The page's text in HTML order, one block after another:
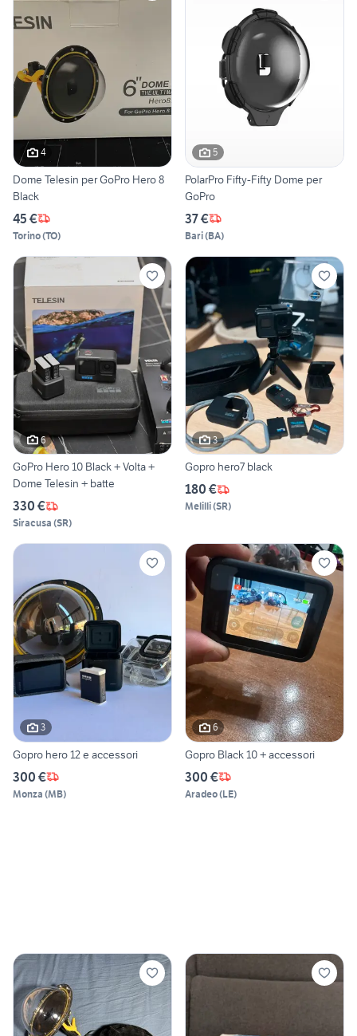
4
Dome Telesin per GoPro Hero 8
Black
45 €
Torino(TO)
5
PolarPro Fifty-Fifty Dome per
GoPro
37 €
Bari(BA)
6
GoPro Hero 10 Black + Volta +
Dome Telesin + batte
330 €
Siracusa (SR)
3
Gopro hero7 black
180 €
Melilli(SR)
3
Gopro hero 12 e accessori
300 €
Monza (MB)
6
Gopro Black 10 + accessori
300 €
Aradeo(LE)